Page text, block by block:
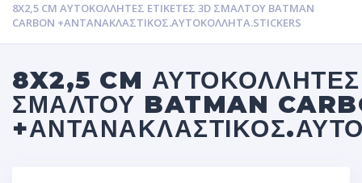
8X2,5 CM ΑΥΤΟΚΌΛΛΗΤΕΣ ΕΤΙΚΈΤΕΣ 3D ΣΜΆΛΤΟΥ BATMAN
CARBON +ΑΝΤΑΝΑΚΛΑΣΤΙΚΟΣ.ΑΥΤΟΚΌΛΛΗΤΑ.STICKERS
8X2,5 CM
ΣΜΆΛΤΟΥ BATMAN